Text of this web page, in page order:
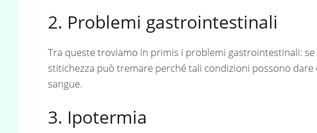
2. Problemi gastrointestinali
Tra queste troviamo in primis i problemi gastrointestinali:
stitichezza può tremare perché tali condizioni possono
sangue.
3. Ipotermia